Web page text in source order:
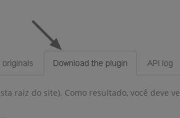
raiz do site). Como resultado, você deve